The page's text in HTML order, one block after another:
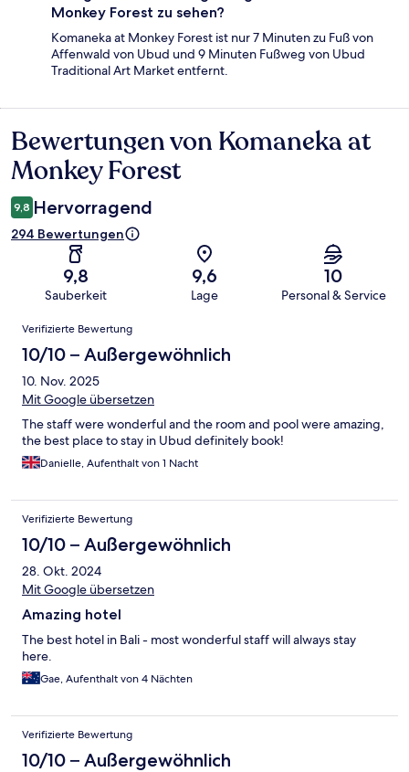
Monkey Forest zu sehen?
Komaneka at Monkey Forest ist nur 7 Minuten zu Fuß von
Affenwald von Ubud und 9 Minuten Fußweg von Ubud
Traditional Art Market entfernt.
Bewertungen
Bewertungen von Komaneka at
Monkey Forest
9,8 Hervorragend
294 Bewertungen
9,8
Sauberkeit
9,6
Lage
10
Personal & Service
Bewertungen
Verifizierte Bewertung
10/10 – Außergewöhnlich
10. Nov. 2025
Mit Google übersetzen
The staff were wonderful and the room and pool were amazing,
the best place to stay in Ubud definitely book!
Danielle, Aufenthalt von 1 Nacht
Verifizierte Bewertung
10/10 – Außergewöhnlich
28. Okt. 2024
Mit Google übersetzen
Amazing hotel
The best hotel in Bali - most wonderful staff will always stay
here.
Gae, Aufenthalt von 4 Nächten
Verifizierte Bewertung
10/10 – Außergewöhnlich